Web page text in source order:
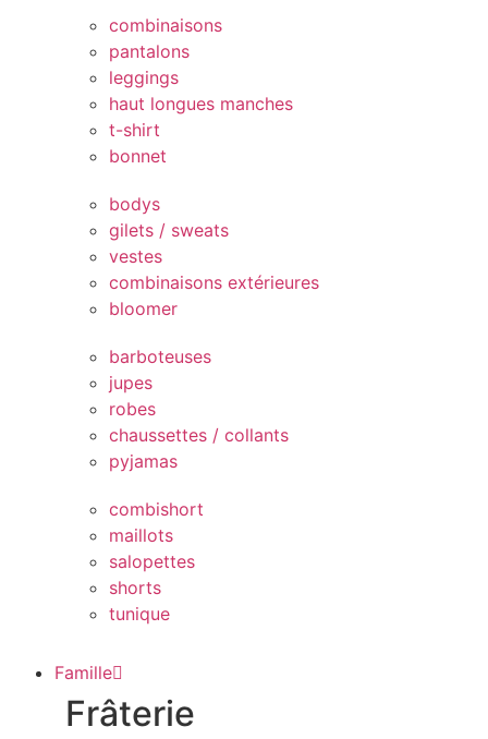
combinaisons
pantalons
leggings
haut longues manches
t-shirt
bonnet
bodys
gilets / sweats
vestes
combinaisons extérieures
bloomer
barboteuses
jupes
robes
chaussettes / collants
pyjamas
combishort
maillots
salopettes
shorts
tunique
Famille
Frâterie